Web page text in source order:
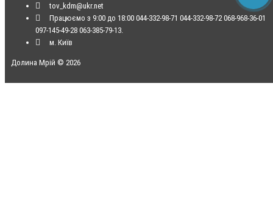
tov_kdm@ukr.net
Працюємо з 9:00 до 18:00 044-332-98-71 044-332-98-72 068-968-36-01
097-145-49-28 063-385-79-13.
м. Київ
Долина Мрій © 2026